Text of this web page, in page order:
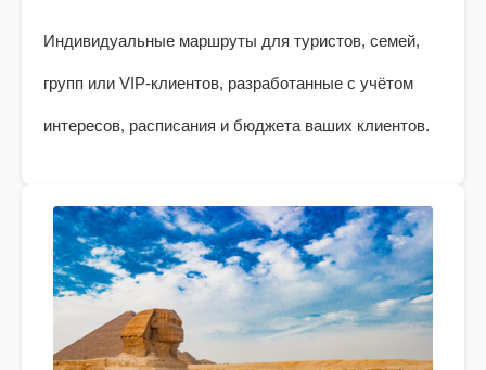
Индивидуальные маршруты для туристов, семей,
групп или VIP-клиентов, разработанные с учётом
интересов, расписания и бюджета ваших клиентов.